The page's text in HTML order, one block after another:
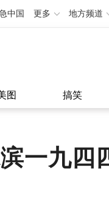
中国 更多 地方频道
图 搞笑
一九四